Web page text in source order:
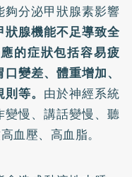
分泌甲狀腺素影響
狀腺機能不足導致全
的症狀包括容易疲
變差、體重增加、
等。 由於神經系統
慢、講話變慢、聽
血壓、高血脂。